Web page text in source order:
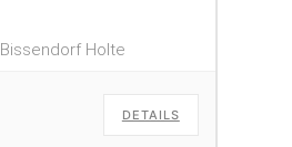
Bissendorf Holte
DETAILS